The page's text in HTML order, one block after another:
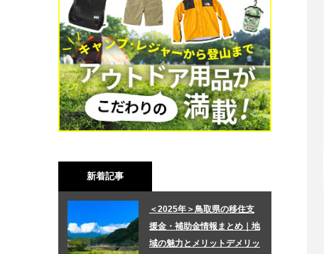
新着記事
＜2025年＞鳥取県の移住支
援金・補助金情報まとめ｜地
域の魅力とメリットデメリッ